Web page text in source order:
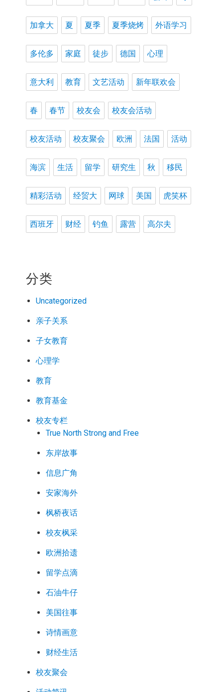
加拿大 夏 夏季 夏季烧烤 外语学习
多伦多 家庭 徒步 德国 心理
意大利 教育 文艺活动 新年联欢会
春 春节 校友会 校友会活动
校友活动 校友聚会 欧洲 法国 活动
海滨 生活 留学 研究生 秋 移民
精彩活动 经贸大 网球 美国 虎笑杯
西班牙 财经 钓鱼 露营 高尔夫
分类
Uncategorized
亲子关系
子女教育
心理学
教育
教育基金
校友专栏
True North Strong and Free
东岸故事
信息广角
安家海外
枫桥夜话
校友枫采
欧洲拾遗
留学点滴
石油牛仔
美国往事
诗情画意
财经生活
校友聚会